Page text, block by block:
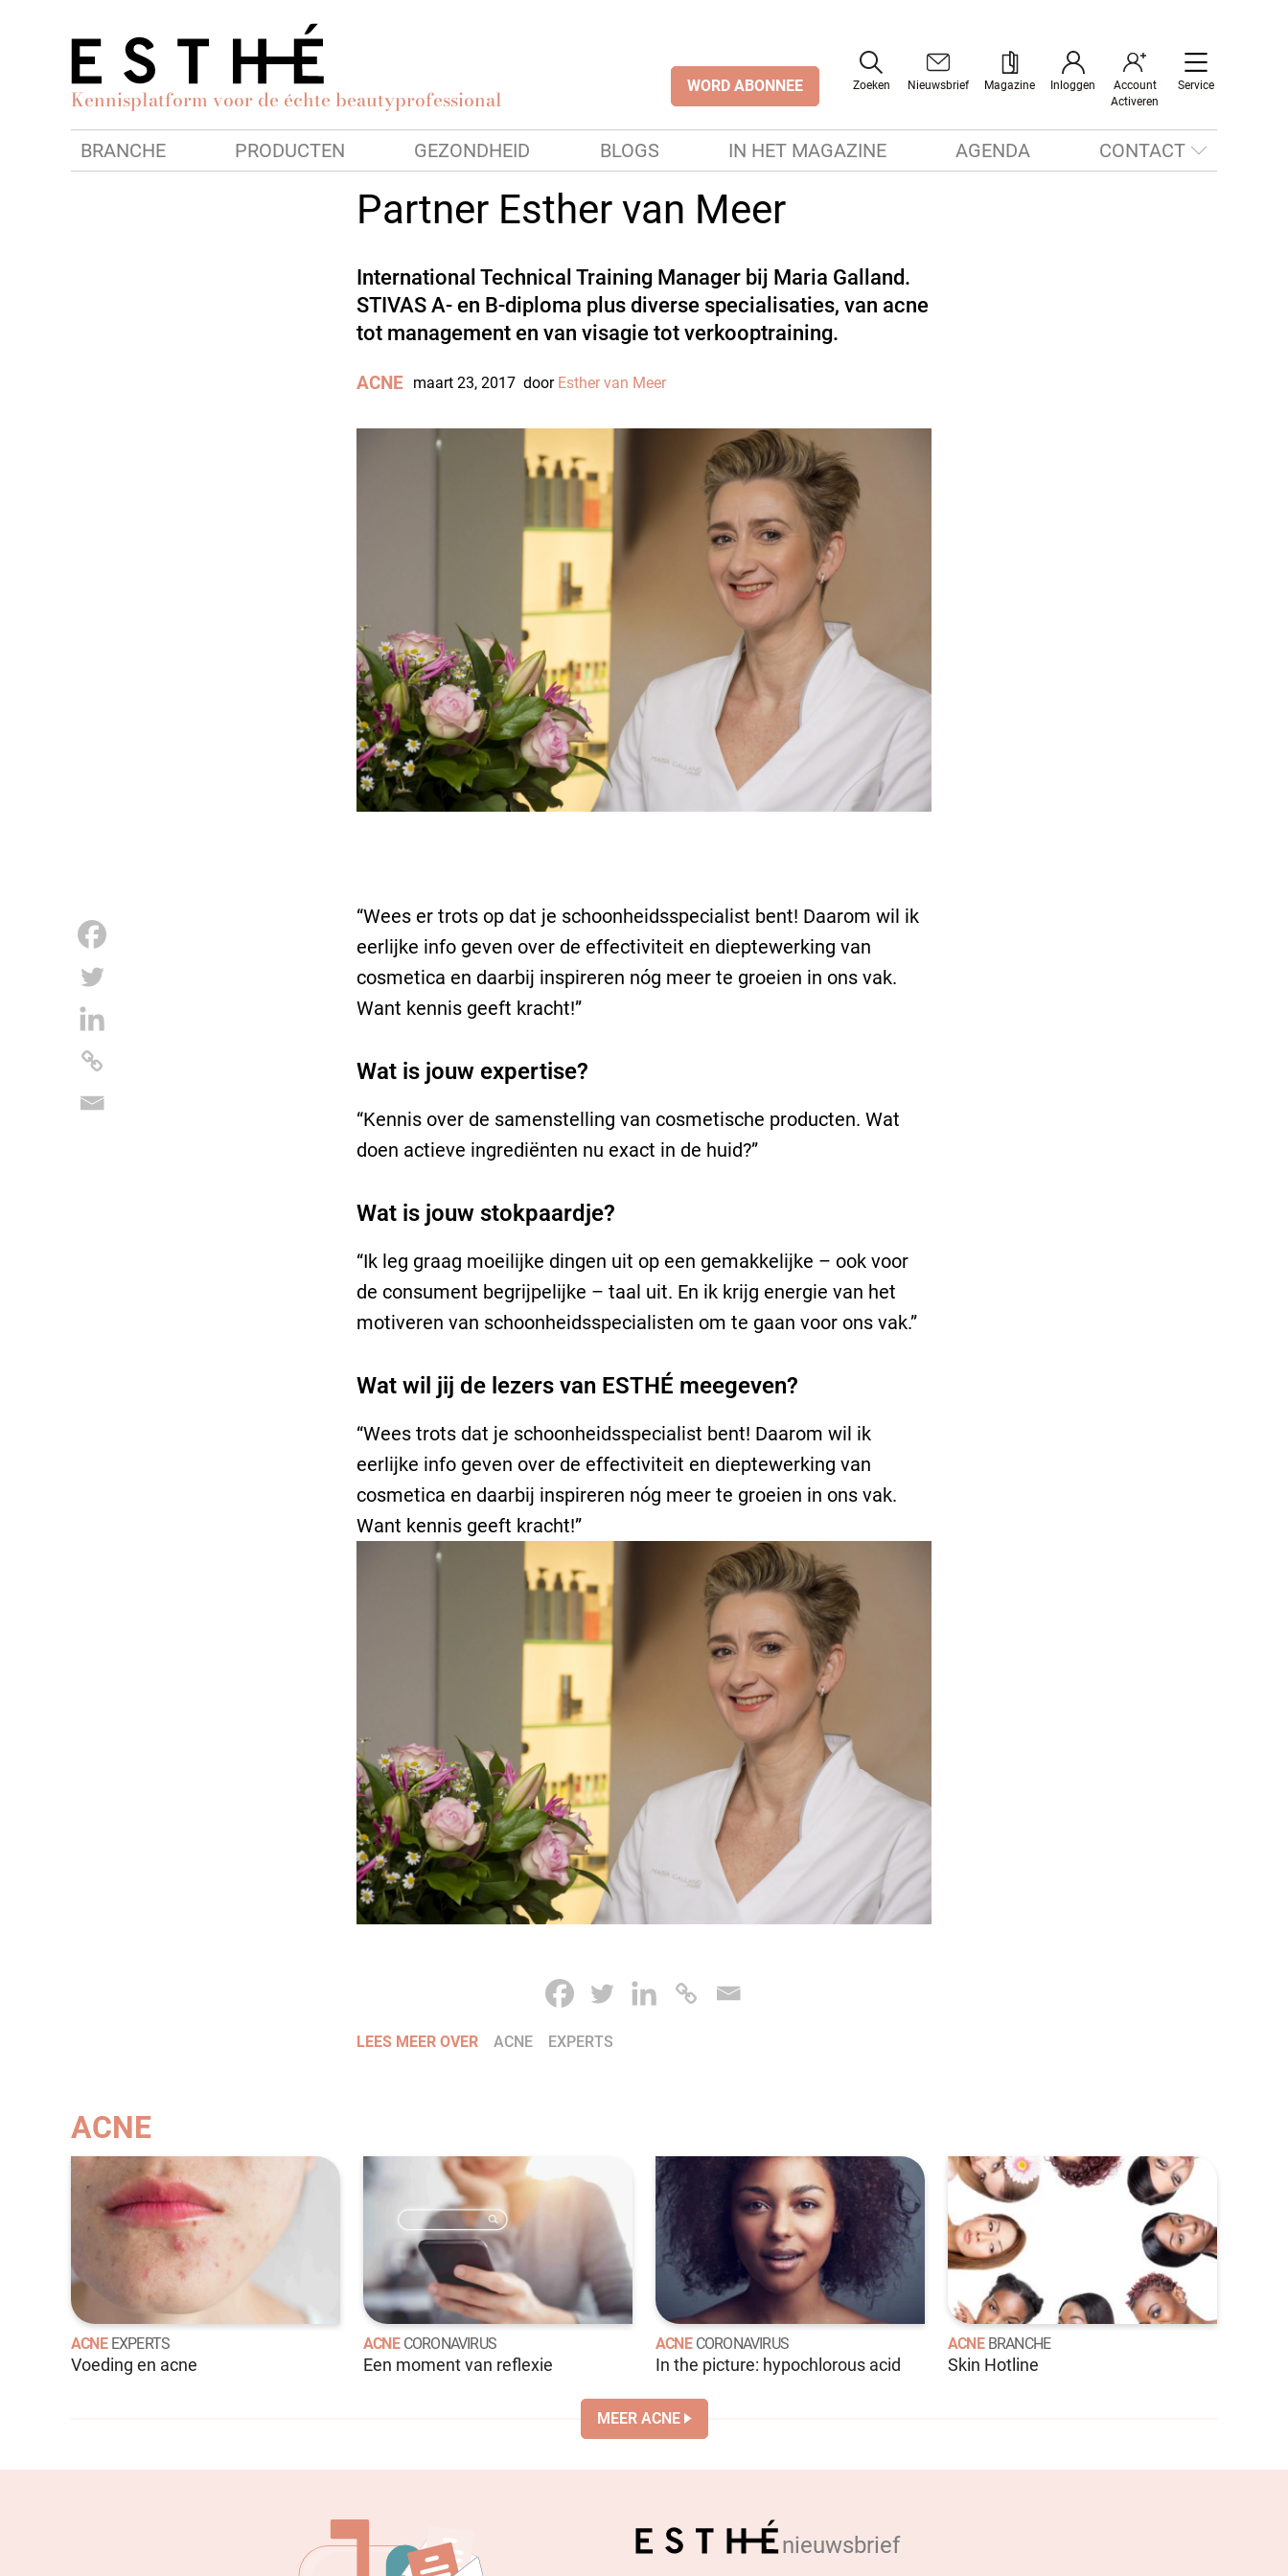
Kennisplatform voor de échte beautyprofessional WORD ABONNEE Zoeken Nieuwsbrief Magazine Inloggen
Account
Activeren
Service
BRANCHE PRODUCTEN GEZONDHEID BLOGS IN HET MAGAZINE AGENDA CONTACT
Partner Esther van Meer
International Technical Training Manager bij Maria Galland.
STIVAS A- en B-diploma plus diverse specialisaties, van acne
tot management en van visagie tot verkooptraining.
ACNE maart 23, 2017 door Esther van Meer
“Wees er trots op dat je schoonheidsspecialist bent! Daarom wil ik
eerlijke info geven over de effectiviteit en dieptewerking van
cosmetica en daarbij inspireren nóg meer te groeien in ons vak.
Want kennis geeft kracht!”
Wat is jouw expertise?
“Kennis over de samenstelling van cosmetische producten. Wat
doen actieve ingrediënten nu exact in de huid?”
Wat is jouw stokpaardje?
“Ik leg graag moeilijke dingen uit op een gemakkelijke – ook voor
de consument begrijpelijke – taal uit. En ik krijg energie van het
motiveren van schoonheidsspecialisten om te gaan voor ons vak.”
Wat wil jij de lezers van ESTHÉ meegeven?
“Wees trots dat je schoonheidsspecialist bent! Daarom wil ik
eerlijke info geven over de effectiviteit en dieptewerking van
cosmetica en daarbij inspireren nóg meer te groeien in ons vak.
Want kennis geeft kracht!”
LEES MEER OVER ACNE EXPERTS
ACNE
ACNE EXPERTS
Voeding en acne
ACNE CORONAVIRUS
Een moment van reflexie
ACNE CORONAVIRUS
In the picture: hypochlorous acid
ACNE BRANCHE
Skin Hotline
MEER ACNE
nieuwsbrief